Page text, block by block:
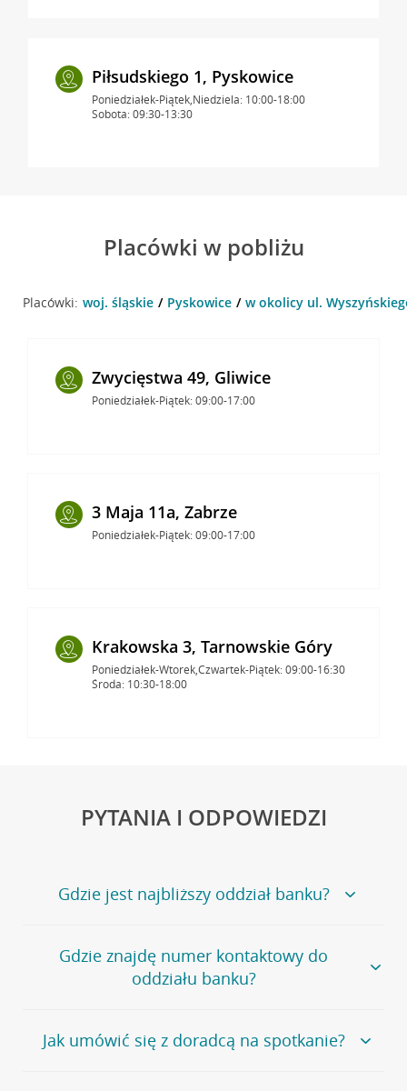
Piłsudskiego 1, Pyskowice
Poniedziałek-Piątek,Niedziela: 10:00-18:00
Sobota: 09:30-13:30
Placówki w pobliżu
Placówki: woj. śląskie Pyskowice w okolicy ul.
Zwycięstwa 49, Gliwice
Poniedziałek-Piątek: 09:00-17:00
3 Maja 11a, Zabrze
Poniedziałek-Piątek: 09:00-17:00
Krakowska 3, Tarnowskie Góry
Poniedziałek-Wtorek,Czwartek-Piątek: 09:00-16:30
Środa: 10:30-18:00
PYTANIA I ODPOWIEDZI
Gdzie jest najbliższy oddział banku?
Jeśli szukasz oddziału naszego banku, zapraszamy na
stronęPlacówki i bankomaty, na której znajduje się
wygodna wyszukiwarka.
oddziałów
Gdzie znajdę numer kontaktowy do
oddziału banku?
Bank Credit Agricole nie udostępnia ogólnego numeru
telefonu do placówki bankowej.
Jak umówić się z doradcą na spotkanie?